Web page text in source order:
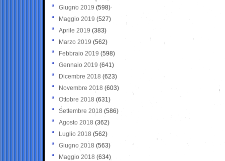
Giugno 2019 (598)
Maggio 2019 (527)
Aprile 2019 (383)
Marzo 2019 (562)
Febbraio 2019 (598)
Gennaio 2019 (641)
Dicembre 2018 (623)
Novembre 2018 (603)
Ottobre 2018 (631)
Settembre 2018 (586)
Agosto 2018 (362)
Luglio 2018 (562)
Giugno 2018 (563)
Maggio 2018 (634)